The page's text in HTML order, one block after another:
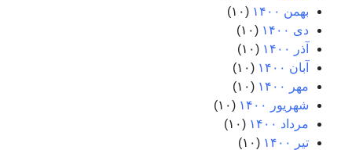
بهمن ۱۴۰۰
(۱۰)
دی ۱۴۰۰
(۱۰)
آذر ۱۴۰۰
(۱۰)
آبان ۱۴۰۰
(۱۰)
مهر ۱۴۰۰
(۱۰)
شهریور ۱۴۰۰
(۱۰)
مرداد ۱۴۰۰
(۱۰)
تیر ۱۴۰۰
(۱۰)